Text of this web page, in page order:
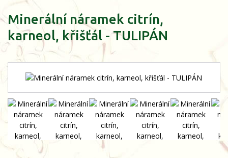
Minerální náramek citrín,
karneol, křišťál - TULIPÁN